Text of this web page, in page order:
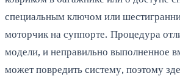
специальным ключом или
моторчик на суппорте. Процедура
модели, и неправильно выполненное
может повредить систему, поэтому